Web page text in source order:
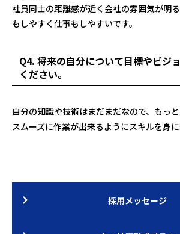
社員同士の距離感が近く会社の雰囲気が明
もしやすく仕事もしやすいです。
Q4. 将来の自分について目標やビジ
ください。
自分の知識や技術はまだまだなので、もっ
スムーズに作業が出来るようにスキルを身に
採用メッセージ